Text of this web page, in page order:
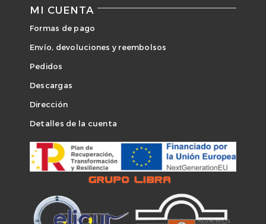
MI CUENTA
Formas de pago
Envío, devoluciones y reembolsos
Pedidos
Descargas
Dirección
Detalles de la cuenta